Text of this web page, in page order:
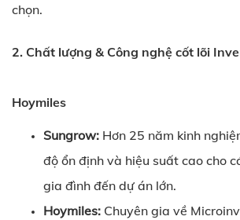
chọn.
2. Chất lượng & Công nghệ cốt lõi
Hoymiles
Sungrow: Hơn 25 năm kinh
độ ổn định và hiệu suất cao cho
gia đình đến dự án lớn.
Hoymiles: Chuyên gia về